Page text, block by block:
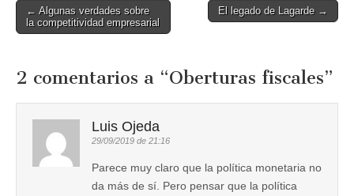
Post
navigation
← Algunas verdades sobre
la competitividad empresarial
El legado de Lagarde →
2 comentarios a “Oberturas fiscales”
Luis Ojeda
29/09/2019 de 21:16
Parece muy claro que la política monetaria no
da más de sí. Pero pensar que la política